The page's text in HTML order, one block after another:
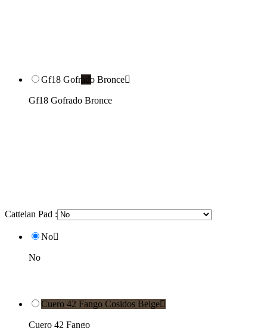
Gf18 Gofrado Bronce
Gf18 Gofrado Bronce
Cattelan Pad :
No
No
Cuero 42 Fango Cosidos Beige
Cuero 42 Fango